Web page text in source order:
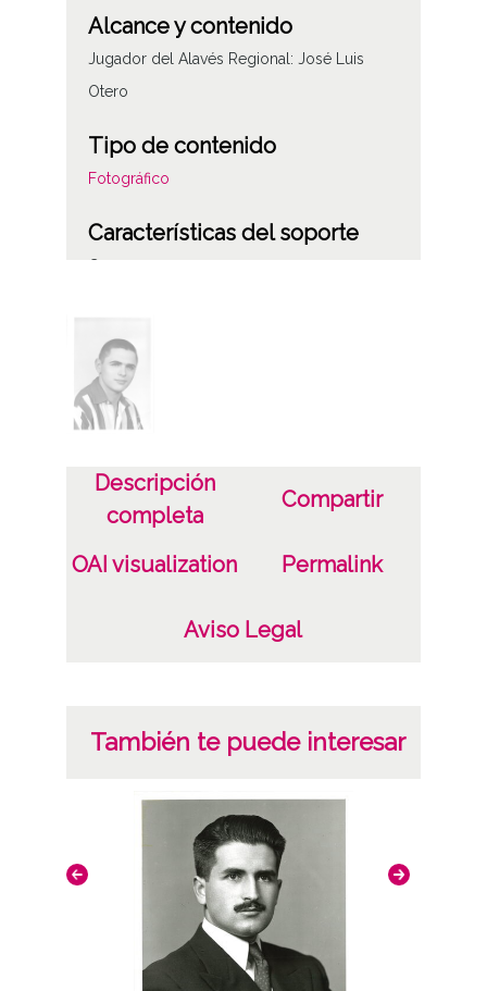
Alcance y contenido
Jugador del Alavés Regional: José Luis
Otero
Tipo de contenido
Fotográfico
Características del soporte
C
19630101
19631231
1963, enero, 1 a 1963, diciembre, 31
Notas
ES.01059.ATHA.SCH.PC-050125 /*|*/
originales: Celuloide 4x6, nº 2936
Licencia de las imágenes
Descripción
completa
Compartir
OAI visualization Permalink
Aviso Legal
También te puede interesar